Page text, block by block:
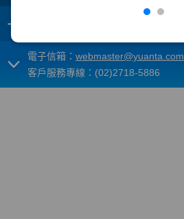
+
電子信箱： webmaster@yuanta.com
客戶服務專線：(02)2718-5886